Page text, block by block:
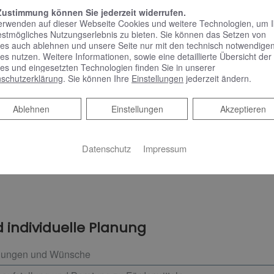
Anlage, die die Energie der Sonne in nutzbare
– so haben Sie auch an weniger sonnigen Tagen genug
Anlage mit einer Brennwertanlage oder einer
um basierend darauf zu prüfen, welche
übernehmen wir zudem die Koordination anderer Gewerke
Sie höchste Qualität, sowohl bei der Arbeit als auch den
individuelle Planung
und Wünsche
können Sie jederzeit widerrufen.
auf dieser Webseite Cookies und weitere Technologien, um
Nutzungserlebnis zu bieten. Sie können das Setzen von
auch ablehnen und unsere Seite nur mit den technisch notwendigen
nutzen. Weitere Informationen, sowie eine detaillierte Übersicht der
und eingesetzten Technologien finden Sie in unserer
. Sie können Ihre Einstellungen jederzeit ändern.
Akzeptieren
Einstellungen
Ablehnen
Ablehnen
Datenschutz Impressum